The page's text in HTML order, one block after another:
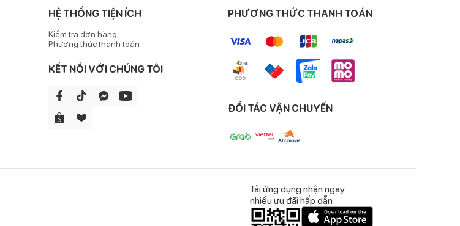
mùi, thông thoáng, tạo cảm giác thoải mái, không gây bí thở
và vi khuẩn
khói bụi, có tác dụng ngăn ngừa khói bụi, virut, nấm mốc,
HỆ THỐNG TIỆN ÍCH
Kiểm tra đơn hàng
Phương thức thanh toán
KẾT NỐI VỚI CHÚNG TÔI
PHƯƠNG THỨC THANH TOÁN
ĐỐI TÁC VẬN CHUYỂN
Tải ứng dụng nhận ngay
nhiều ưu đãi hấp dẫn